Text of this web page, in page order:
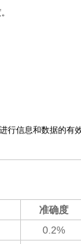
信息和数据的有效
准确度
0.2%